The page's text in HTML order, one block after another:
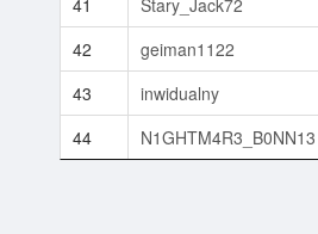
41
Stary_Jack72
42
geiman1122
43
inwidualny
44
N1GHTM4R3_B0NN13